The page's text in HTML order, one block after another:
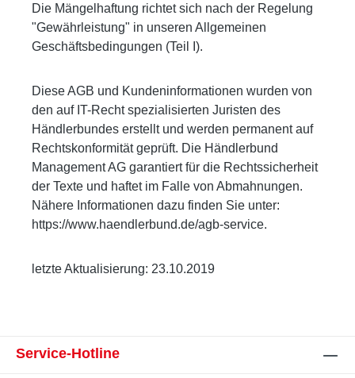
Die Mängelhaftung richtet sich nach der Regelung
"Gewährleistung" in unseren Allgemeinen
Geschäftsbedingungen (Teil I).
Diese AGB und Kundeninformationen wurden von
den auf IT-Recht spezialisierten Juristen des
Händlerbundes erstellt und werden permanent auf
Rechtskonformität geprüft. Die Händlerbund
Management AG garantiert für die Rechtssicherheit
der Texte und haftet im Falle von Abmahnungen.
Nähere Informationen dazu finden Sie unter:
https://www.haendlerbund.de/agb-service.
letzte Aktualisierung: 23.10.2019
Service-Hotline